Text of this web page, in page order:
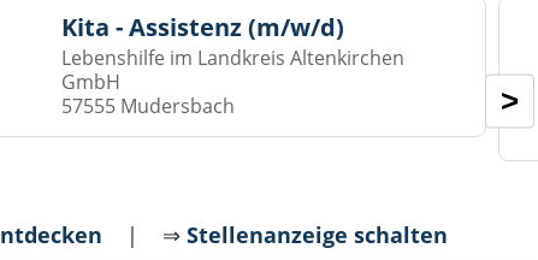
Kita - Assistenz (m/w/d)
Lebenshilfe im Landkreis Altenkirchen
GmbH
57555 Mudersbach
>
| ⇒Stellenanzeige schalten